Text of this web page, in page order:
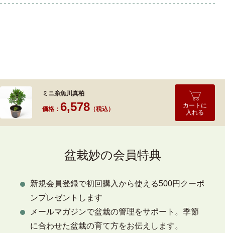
ミニ糸魚川真柏
価格： 6,578 （税込）
カートに
入れる
盆栽妙の会員特典
新規会員登録で初回購入から使える500円クーポ
ンプレゼントします
メールマガジンで盆栽の管理をサポート。季節
に合わせた盆栽の育て方をお伝えします。